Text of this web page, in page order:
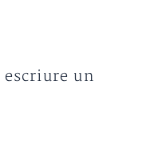
escriure un